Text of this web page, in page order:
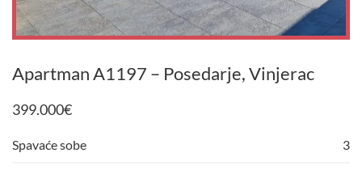
Apartman A1197 – Posedarje, Vinjerac
399.000€
Spavaće sobe 3